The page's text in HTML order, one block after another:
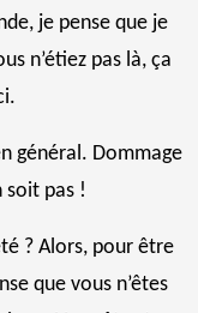
je pense que je
n’étiez pas là, ça
général. Dommage
soit pas !
? Alors, pour être
que vous n’êtes